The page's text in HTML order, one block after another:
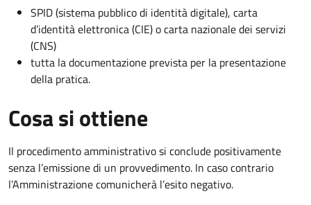
SPID (sistema pubblico di identità digitale), carta
d’identità elettronica (CIE) o carta nazionale dei servizi
(CNS)
tutta la documentazione prevista per la presentazione
della pratica.
Cosa si ottiene
Il procedimento amministrativo si conclude positivamente
senza l’emissione di un provvedimento. In caso contrario
l’Amministrazione comunicherà l’esito negativo.